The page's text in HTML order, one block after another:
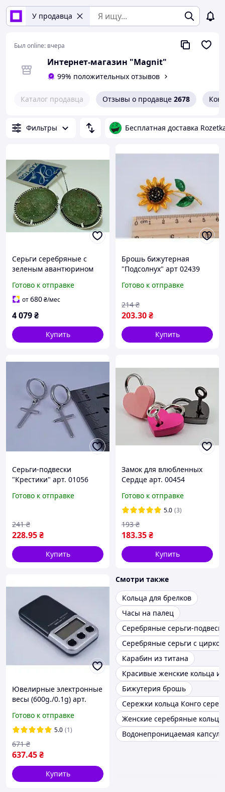
У продавца
Был online: вчера
Интернет-магазин "Magnit"
99% положительных отзывов
Каталог продавца Отзывы о продавце 2678
Фильтры Бесплатная доставка
Серьги серебряные c
зеленым авантюрином
Готово к отправке
от680₴/мес
4 079₴
Купить
Брошь бижутерная
"Подсолнух" арт 02439
Готово к отправке
203.30₴
214 ₴
Купить
Серьги-подвески
"Крестики" арт. 01056
Готово к отправке
228.95₴
241 ₴
Купить
Замок для влюбленных
Сердце арт. 00454
Готово к отправке
5.0 (3)
183.35₴
193 ₴
Купить
Ювелирные электронные
весы (600g./0.1g) арт.
Готово к отправке
5.0 (1)
637.45₴
671 ₴
Купить
Смотри также
Кольца для брелков
Часы на палец
Серебряные серьги-
Серебряные серьги с
Карабин из титана
Красивые женские кольца
Бижутерия брошь
Сережки кольца Конго
Женские серебряные кольца
Водонепроницаемая капсула